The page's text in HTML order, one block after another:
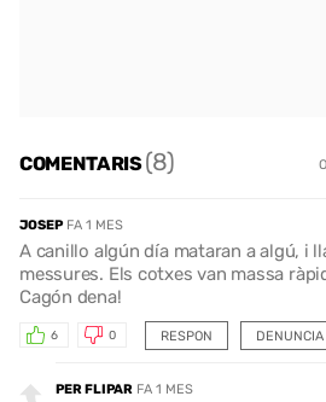
COMENTARIS(8)
JOSEP FA 1 MES
A canillo algún día mataran a algú, i
messures. Els cotxes van massa
Cagón dena!
RESPON
6 0 DENUNCIA
PER FLIPAR FA 1 MES